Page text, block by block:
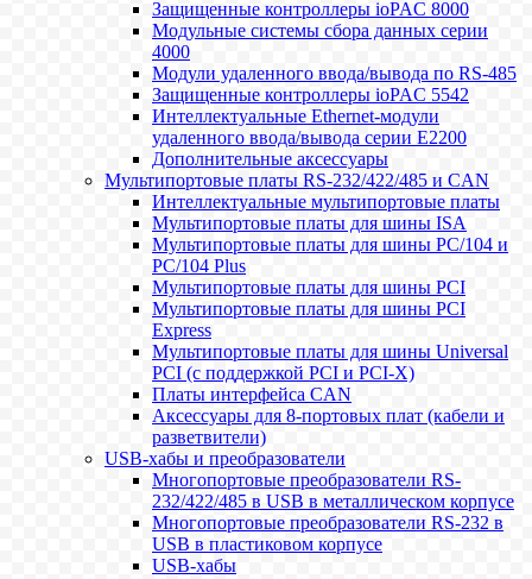
Защищенные контроллеры ioPAC 8000
Модульные системы сбора данных серии
4000
Модули удаленного ввода/вывода по RS-485
Защищенные контроллеры ioPAC 5542
Интеллектуальные Ethernet-модули
удаленного ввода/вывода серии E2200
Дополнительные аксессуары
Мультипортовые платы RS-232/422/485 и CAN
Интеллектуальные мультипортовые платы
Мультипортовые платы для шины ISA
Мультипортовые платы для шины PC/104 и
PC/104 Plus
Мультипортовые платы для шины PCI
Мультипортовые платы для шины PCI
Express
Мультипортовые платы для шины Universal
PCI (с поддержкой PCI и PCI-X)
Платы интерфейса CAN
Аксессуары для 8-портовых плат (кабели и
разветвители)
USB-хабы и преобразователи
Многопортовые преобразователи RS-
232/422/485 в USB в металлическом корпусе
Многопортовые преобразователи RS-232 в
USB в пластиковом корпусе
USB-хабы